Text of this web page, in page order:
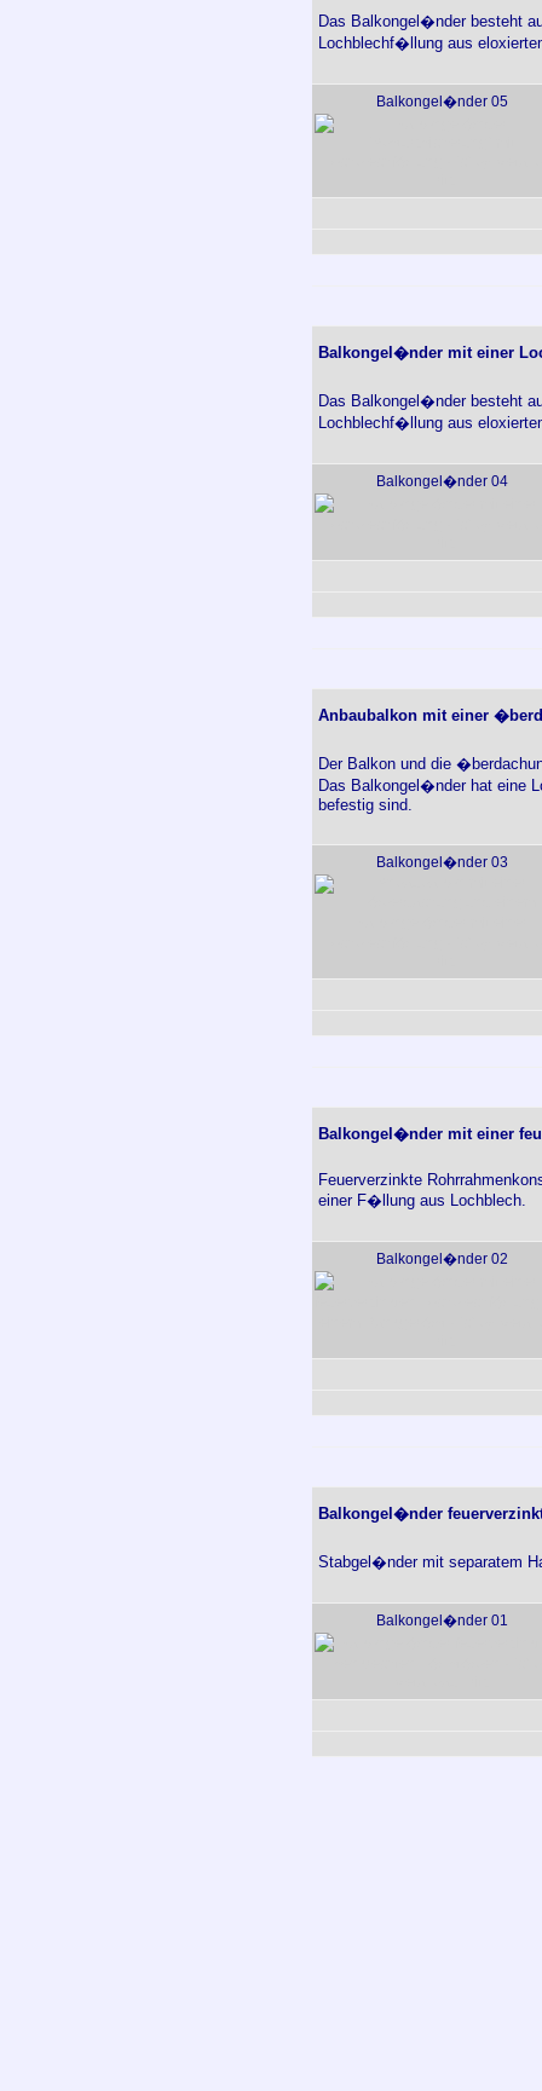
Das Balkongel�nder besteht
Lochblechf�llung aus
Balkongel�nder 05
Balkongel�nder mit einer
Das Balkongel�nder besteht
Lochblechf�llung aus
Balkongel�nder 04
Anbaubalkon mit einer
Der Balkon und die
Das Balkongel�nder hat eine
befestig sind.
Balkongel�nder 03
Balkongel�nder mit einer
Feuerverzinkte
einer F�llung aus Lochblech.
Balkongel�nder 02
Balkongel�nder
Stabgel�nder mit separatem
Balkongel�nder 01